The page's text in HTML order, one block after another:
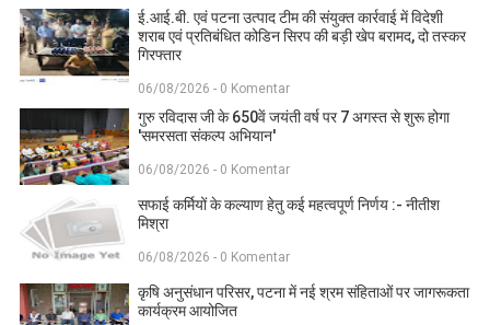
ई.आई.बी. एवं पटना उत्पाद टीम की संयुक्त कार्रवाई में विदेशी
शराब एवं प्रतिबंधित कोडिन सिरप की बड़ी खेप बरामद, दो तस्कर
गिरफ्तार
06/08/2026 - 0 Komentar
गुरु रविदास जी के 650वें जयंती वर्ष पर 7 अगस्त से शुरू होगा
'समरसता संकल्प अभियान'
06/08/2026 - 0 Komentar
सफाई कर्मियों के कल्याण हेतु कई महत्वपूर्ण निर्णय :- नीतीश
मिश्रा
06/08/2026 - 0 Komentar
कृषि अनुसंधान परिसर, पटना में नई श्रम संहिताओं पर जागरूकता
कार्यक्रम आयोजित